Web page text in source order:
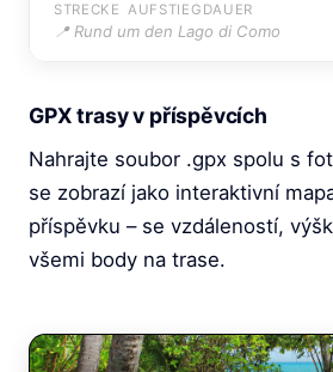
STRECKE AUFSTIEG DAUER
📍 Rund um den Lago di Como
GPX trasy v příspěvcích
Nahrajte soubor .gpx spolu s
se zobrazí jako interaktivní
příspěvku – se vzdáleností,
všemi body na trase.